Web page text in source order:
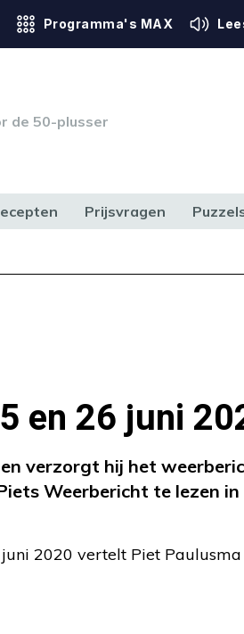
Programma's MAX
de 50-plusser
Prijsvragen
en 26 juni
verzorgt hij het
Weerbericht te lezen
2020 vertelt Piet